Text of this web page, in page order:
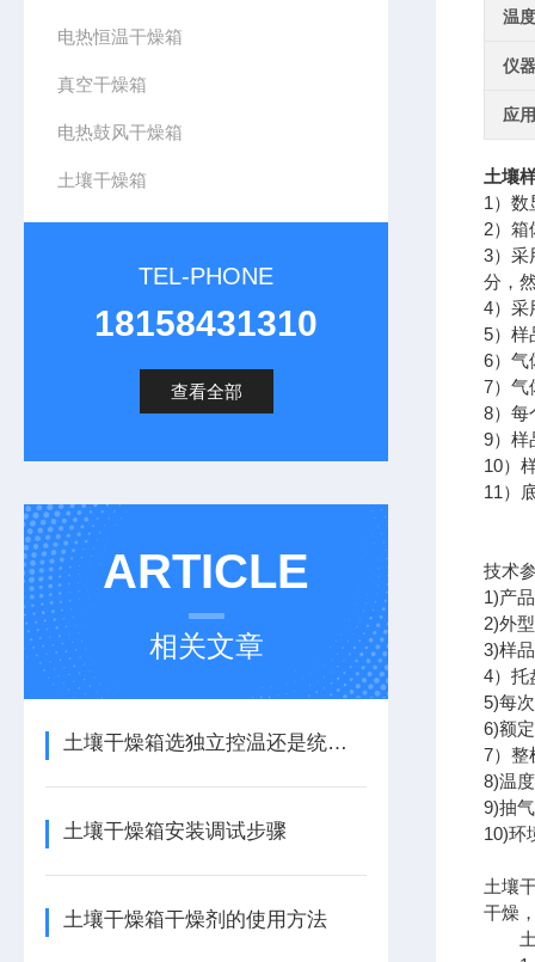
电热恒温干燥箱
真空干燥箱
电热鼓风干燥箱
土壤干燥箱
TEL-PHONE
18158431310
查看全部
ARTICLE
相关文章
土壤干燥箱选独立控温还是统一控温的
土壤干燥箱安装调试步骤
土壤干燥箱干燥剂的使用方法
温
仪
应
土壤
1）数
2）箱
3）采
分，
4）采
5）样
6）气
7）气
8）每
9）样
10）
11）
技术
1)产
2)外
3)样
4）托
5)每
6)额
7）整
8)温
9)抽
10)环
土壤
干燥
土